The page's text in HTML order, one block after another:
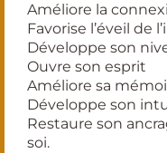
Améliore la
Favorise l’éveil de
Développe son
Ouvre son esprit
Améliore sa
Développe son
Restaure son
soi.